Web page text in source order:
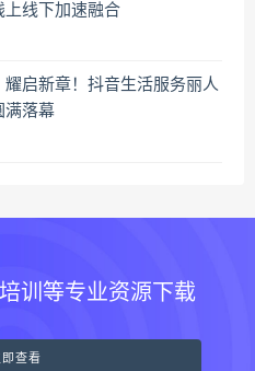
上线下加速融合
耀启新章！抖音生活服务丽人
满落幕
训等专业资源下载
即查看